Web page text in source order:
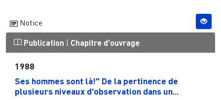
Notice
Publication | Chapitre d'ouvrage
1988
Ses hommes sont là!" De la pertinence de
plusieurs niveaux d'observation dans un...